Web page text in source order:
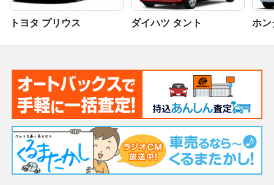
トヨタ プリウス ダイハツ タント ホン